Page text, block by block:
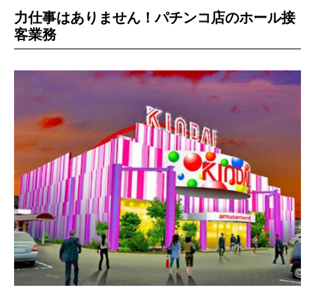
力仕事はありません！パチンコ店のホール接
客業務